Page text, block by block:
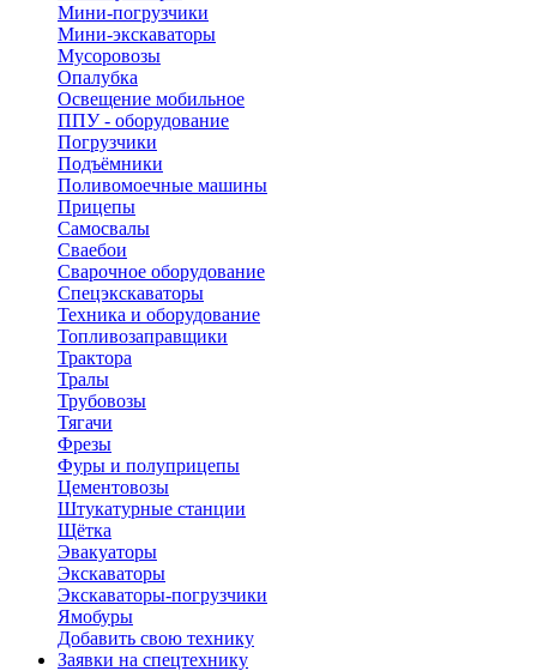
Мини-погрузчики
Мини-экскаваторы
Мусоровозы
Опалубка
Освещение мобильное
ППУ - оборудование
Погрузчики
Подъёмники
Поливомоечные машины
Прицепы
Самосвалы
Сваебои
Сварочное оборудование
Спецэкскаваторы
Техника и оборудование
Топливозаправщики
Трактора
Тралы
Трубовозы
Тягачи
Фрезы
Фуры и полуприцепы
Цементовозы
Штукатурные станции
Щётка
Эвакуаторы
Экскаваторы
Экскаваторы-погрузчики
Ямобуры
Добавить свою технику
Заявки на спецтехнику